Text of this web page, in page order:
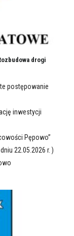
drogi
postępowanie
inwestycji
Pępowo’’
22.05.2026 r. )